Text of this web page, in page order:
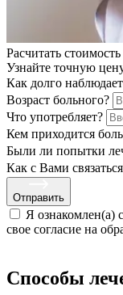
Расчитать стоимость
Узнайте точную
Как долго
Возраст больного?
Что употребляет?
Кем приходится
Были ли попытки
Как с Вами
Отправить
Я ознакомлен(а) с
свое cогласие на
Способы